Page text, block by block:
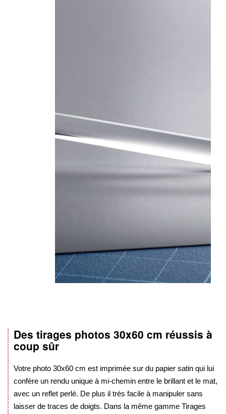
Skip
to
the
beginning
of
the
images
gallery
Des tirages photos 30x60 cm réussis à
coup sûr
Votre photo 30x60 cm est imprimée sur du papier satin qui lui
confère un rendu unique à mi-chemin entre le brillant et le mat,
avec un reflet perlé. De plus il très facile à manipuler sans
laisser de traces de doigts. Dans la même gamme Tirages